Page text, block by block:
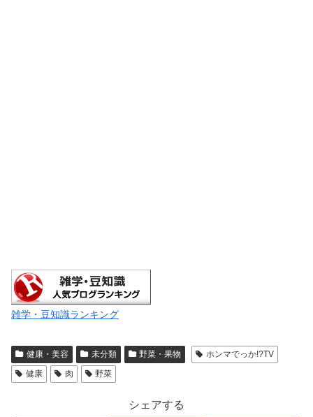
雑学・豆知識ランキング
健康・美容 未分類 野菜・果物
ホンマでっか!?TV
健康
肉 野菜
シェアする